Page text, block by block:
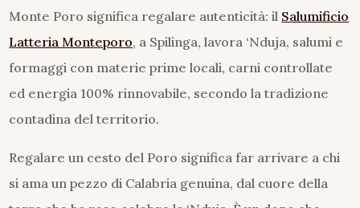
Monte Poro significa regalare autenticità: il Salumificio
Latteria Monteporo, a Spilinga, lavora ‘Nduja, salumi e
formaggi con materie prime locali, carni controllate
ed energia 100% rinnovabile, secondo la tradizione
contadina del territorio.
Regalare un cesto del Poro significa far arrivare a chi
si ama un pezzo di Calabria genuina, dal cuore della